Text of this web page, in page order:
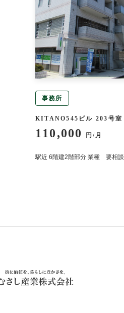
事務所
KITANO545ビル 203号室
110,000 円/月
駅近 6階建2階部分 業種 要相談